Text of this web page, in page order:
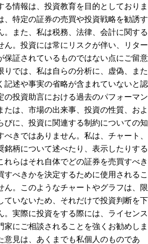
る情報は、投資教育を目的としておりま
、特定の証券の売買や投資戦略を勧誘す
。また、私は税務、法律、会計に関する
ん。投資には常にリスクが伴い、リター
保証されているものではない点にご留意
りでは、私は自らの分析に、虚偽、また
記述や事実の省略が含まれていないと認
の投資助言における過去のパフォーマン
たは、市場の出来事、投資の性質、およ
びに、投資に関連する制約についての知
きではありません。私は、チャート、
銘柄について述べたり、表示したりする
れらはそれ自体でどの証券を売買すべき
すべきかを決定するために使用されるこ
ん。このようなチャートやグラフは、限
ていないため、それだけで投資判断を下
。実際に投資をする際には、ライセンス
家にご相談されることを強くお勧めしま
意見は、あくまでも私個人のものであ